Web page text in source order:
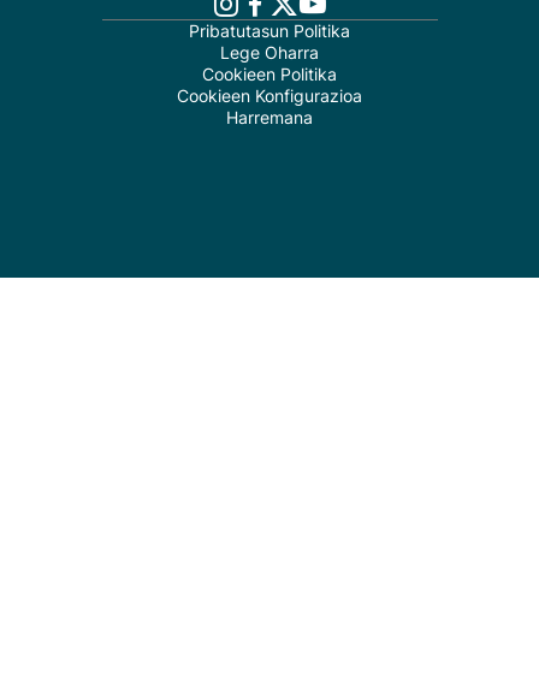
Pribatutasun Politika
Lege Oharra
Cookieen Politika
Cookieen Konfigurazioa
Harremana